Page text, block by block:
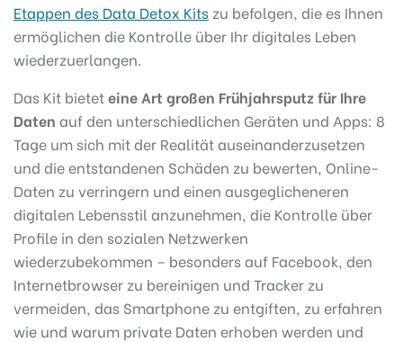
Etappen des Data Detox Kits zu befolgen, die es Ihnen
ermöglichen die Kontrolle über Ihr digitales Leben
wiederzuerlangen.
Das Kit bieteteine Art großen Frühjahrsputz für Ihre
Daten auf den unterschiedlichen Geräten und Apps: 8
Tage um sich mit der Realität auseinanderzusetzen
und die entstandenen Schäden zu bewerten, Online-
Daten zu verringern und einen ausgeglicheneren
digitalen Lebensstil anzunehmen, die Kontrolle über
Profile in den sozialen Netzwerken
wiederzubekommen – besonders auf Facebook, den
Internetbrowser zu bereinigen und Tracker zu
vermeiden, das Smartphone zu entgiften, zu erfahren
wie und warum private Daten erhoben werden und